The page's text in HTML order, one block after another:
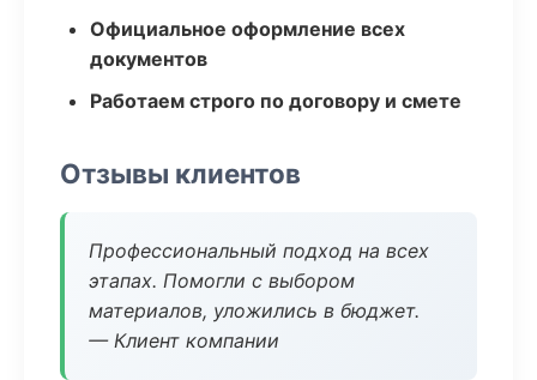
Официальное оформление всех
документов
Работаем строго по договору и смете
Отзывы клиентов
Профессиональный подход на всех
этапах. Помогли с выбором
материалов, уложились в бюджет.
— Клиент компании